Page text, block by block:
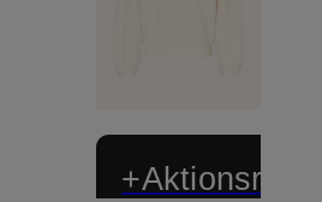
+Aktionsrabatt